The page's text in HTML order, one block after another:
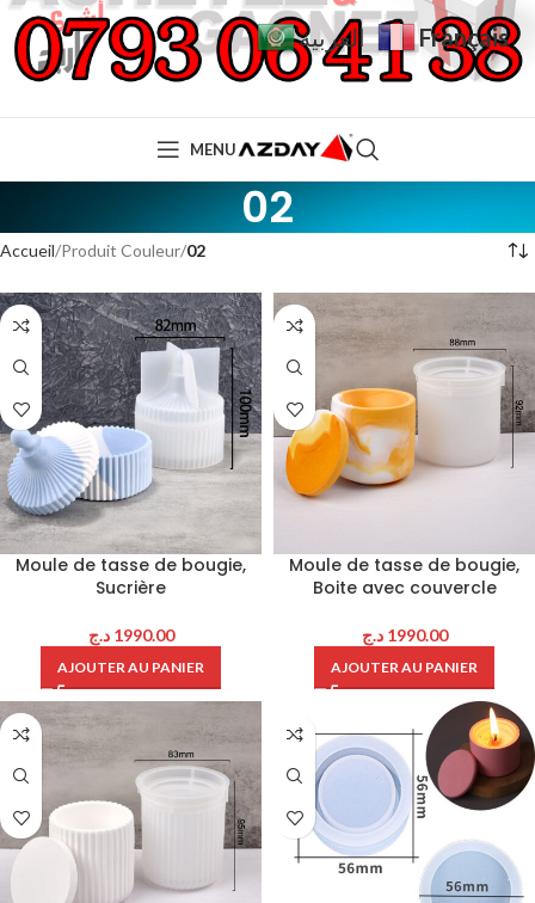
MENU
02
Accueil Produit Couleur 02
Moule de tasse de bougie,
Sucrière
1990.00 د.ج
AJOUTER AU PANIER
Moule de tasse de bougie,
Boite avec couvercle
1990.00 د.ج
AJOUTER AU PANIER
العربية Français